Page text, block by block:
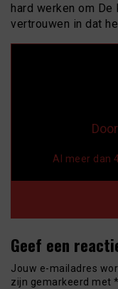
hard werken om
vertrouwen in dat
Al meer dan
Geef een
Jouw e-mailadres
zijn gemarkeerd met *